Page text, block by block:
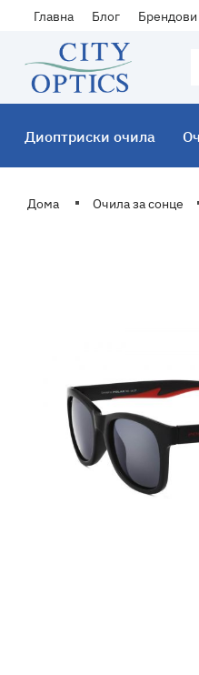
Главна Блог Брендови
Диоптриски очила
Дома Очила за сонце